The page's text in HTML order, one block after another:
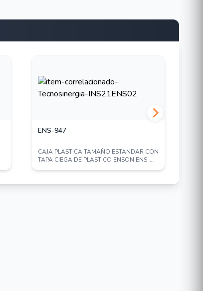
ENS-947
CAJA PLASTICA TAMAÑO ESTANDAR CON
TAPA CIEGA DE PLASTICO ENSON ENS-